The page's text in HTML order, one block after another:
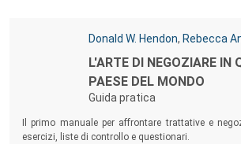
Autori:
Donald W. Hendon, Rebecca
Titolo:
L'ARTE DI NEGOZIARE IN
PAESE DEL MONDO
Guida pratica
Sommario:
Il primo manuale per affrontare trattative e
esercizi, liste di controllo e questionari.